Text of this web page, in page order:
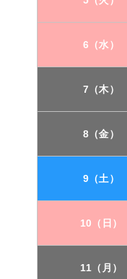
6（水）
7（木）
8（金）
9（土）
10（日）
11（月）